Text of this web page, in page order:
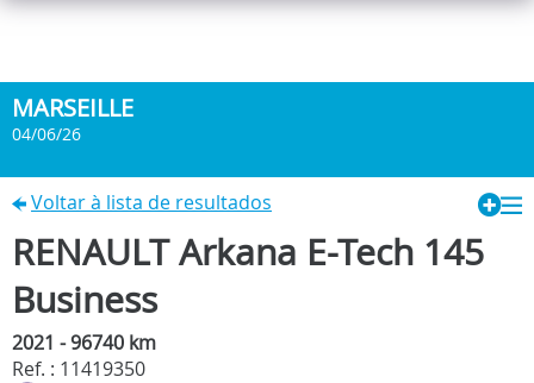
MARSEILLE
04/06/26
Voltar à lista de resultados
RENAULT Arkana E-Tech 145
Business
2021 - 96740 km
Ref. : 11419350